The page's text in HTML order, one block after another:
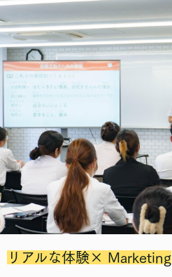
リアルな体験× Marketing